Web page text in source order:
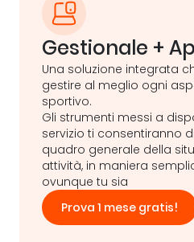
Gestionale +
Una soluzione integrata
gestire al meglio ogni
sportivo.
Gli strumenti messi a
servizio ti consentiranno
quadro generale della
attività, in maniera
ovunque tu sia
Prova 1 mese gratis!